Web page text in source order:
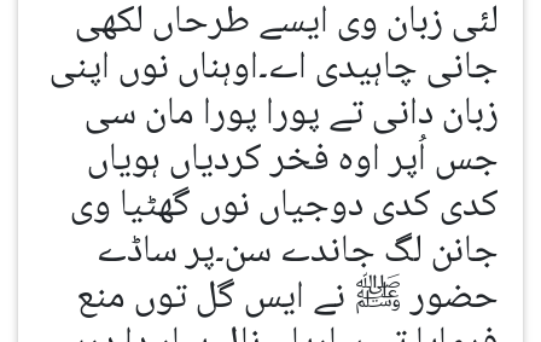
لئی زبان وی ایسے طرحاں لکھی
جانی چاہیدی اے۔اوہناں نوں اپنی
زبان دانی تے پورا پورا مان سی
جس اُپر اوہ فخر کردیاں ہویاں
کدی کدی دوجیاں نوں گھٹیا وی
جانن لگ جاندے سن۔پر ساڈے
حضور ﷺ نے ایس گل توں منع